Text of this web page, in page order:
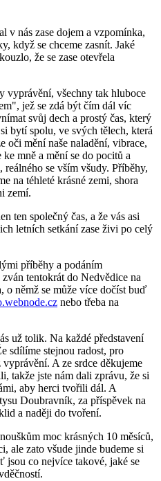
v nás zase dojem a vzpomínka,
když se chceme zasnít. Jaké
že se zase otevřela
vyprávění, všechny tak hluboce
jež se zdá být čím dál víc
svůj dech a prostý čas, který
bytí spolu, ve svých tělech, která
oči mění naše naladění, vibrace,
ke mně a mění se do pocitů a
se vším všudy. Příběhy,
na téhleté krásné zemi, shora
zemí.
ten společný čas, a že vás asi
letních setkání zase živi po celý
příběhy a podáním
tentokrát do Nedvědice na
o němž se může více dočíst buď
nebo třeba na
už tolik. Na každé představení
sdílíme stejnou radost, pro
A ze srdce děkujeme
takže jste nám dali zprávu, že si
aby herci tvořili dál. A
Doubravník, za příspěvek na
a naději do tvoření.
moc krásných 10 měsíců,
ale zato všude jinde budeme si
co nejvíce takové, jaké se